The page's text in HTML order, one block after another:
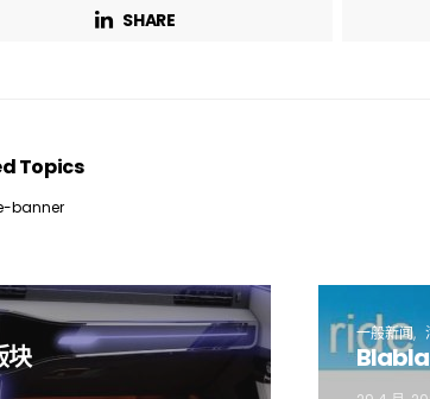
SHARE
Topics
banner
块
一般新闻
Lighting weekly newsletter
By selecting this box, you agree to our
storage of the submitted data.